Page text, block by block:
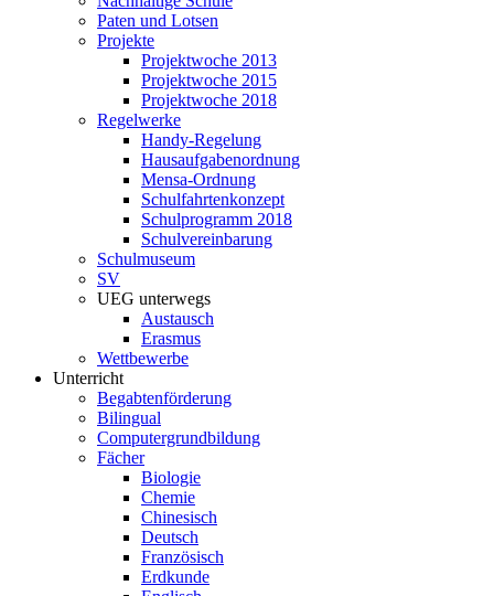
Paten und Lotsen
Projekte
Projektwoche 2013
Projektwoche 2015
Projektwoche 2018
Regelwerke
Handy-Regelung
Hausaufgabenordnung
Mensa-Ordnung
Schulfahrtenkonzept
Schulprogramm 2018
Schulvereinbarung
Schulmuseum
SV
UEG unterwegs
Austausch
Erasmus
Wettbewerbe
Unterricht
Begabtenförderung
Bilingual
Computergrundbildung
Fächer
Biologie
Chemie
Chinesisch
Deutsch
Französisch
Erdkunde